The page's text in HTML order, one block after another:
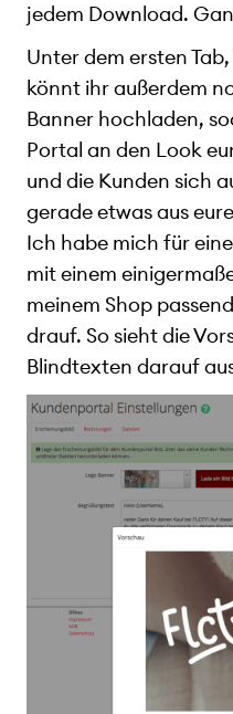
jedem Download.
Unter dem ersten
könnt ihr außerdem
Banner hochladen,
Portal an den Look
und die Kunden sich
gerade etwas aus
Ich habe mich für
mit einem
meinem Shop
drauf. So sieht die
Blindtexten darauf